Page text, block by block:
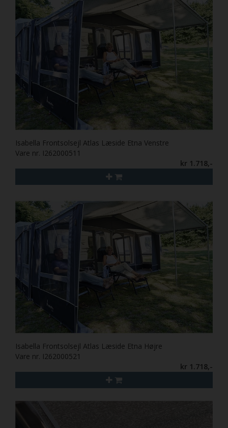
Isabella Frontsolsejl Atlas Læside Etna Venstre
Vare nr. I262000511
kr 1.718,-
Isabella Frontsolsejl Atlas Læside Etna Højre
Vare nr. I262000521
kr 1.718,-